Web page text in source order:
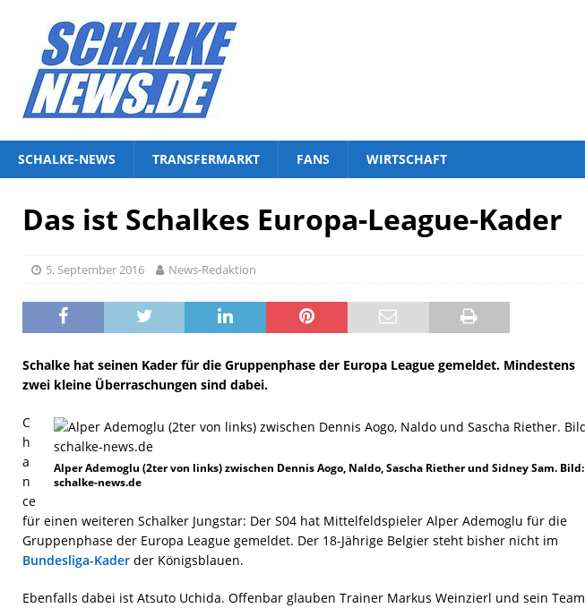
SCHALKE-NEWS TRANSFERMARKT FANS WIRTSCHAFT
Das ist Schalkes Europa-League-Kader
5. September 2016 News-Redaktion
Schalke hat seinen Kader für die Gruppenphase der Europa League gemeldet. Mindestens
zwei kleine Überraschungen sind dabei.
Alper Ademoglu (2ter von links) zwischen Dennis Aogo, Naldo, Sascha Riether und Sidney Sam. Bild:
schalke-news.de
C
h
a
n
ce
für einen weiteren Schalker Jungstar: Der S04 hat Mittelfeldspieler Alper Ademoglu für die
Gruppenphase der Europa League gemeldet. Der 18-Jährige Belgier steht bisher nicht im
Bundesliga-Kader der Königsblauen.
Ebenfalls dabei ist Atsuto Uchida. Offenbar glauben Trainer Markus Weinzierl und sein Team